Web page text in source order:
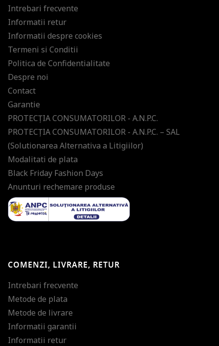
Intrebari frecvente
Informatii retur
Informatii despre cookies
Termeni si Conditii
Politica de Confidentialitate
Despre noi
Contact
Garantie
PROTECŢIA CONSUMATORILOR - A.N.P.C.
PROTECŢIA CONSUMATORILOR - A.N.P.C. – SAL
(Solutionarea Alternativa a Litigiilor)
Modalitati de plata
Black Friday Fashion Days
Anunturi rechemare produse
COMENZI, LIVRARE, RETUR
Intrebari frecvente
Metode de plata
Metode de livrare
Informatii garantii
Informatii retur